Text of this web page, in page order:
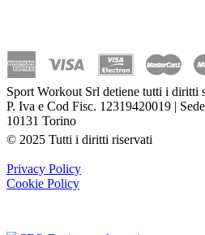
Sport Workout Srl detiene tutti i diritti
P. Iva e Cod Fisc. 12319420019 |
10131 Torino
© 2025 Tutti i diritti riservati
Privacy Policy
Cookie Policy